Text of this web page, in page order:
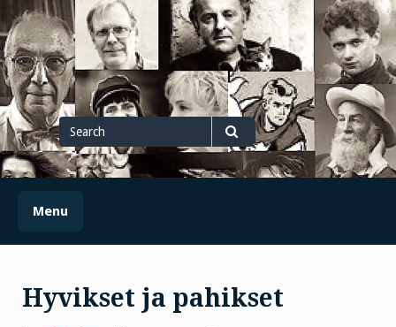
Skip
to
content
Search
for
Search
Menu
Hyvikset ja pahikset